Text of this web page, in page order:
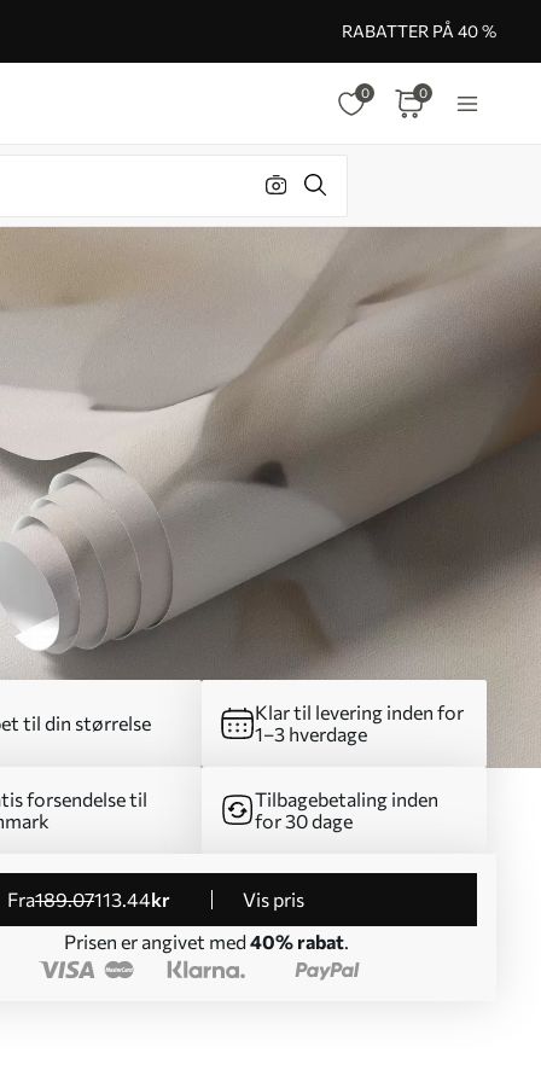
RABATTER PÅ 40 %
0 0
til din størrelse
Klar til levering inden for
1–3 hverdage
forsendelse til
Tilbagebetaling inden
for 30 dage
fra189.07113.44kr
Vis pris
Prisen er angivet med 40% rabat.